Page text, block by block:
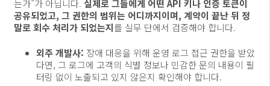
는가”가 아닙니다. 실제로 그들에게 어떤 API 키나 인증 토큰이
공유되었고, 그 권한의 범위는 어디까지이며, 계약이 끝난 뒤 정
말로 회수 처리가 되었는지를 실무 단에서 검증해야 합니다.
외주 개발사: 장애 대응을 위해 운영 로그 접근 권한을 받았
다면, 그 로그에 고객의 식별 정보나 민감한 문의 내용이 필
터링 없이 노출되고 있지 않은지 확인해야 합니다.